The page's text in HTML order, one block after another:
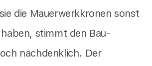
die Mauerwerkkronen sonst
stimmt den Bau-
nachdenklich. Der